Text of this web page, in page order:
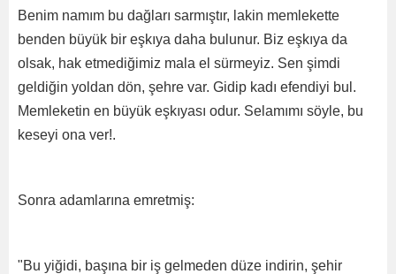
Benim namım bu dağları sarmıştır, lakin memlekette
benden büyük bir eşkıya daha bulunur. Biz eşkıya da
olsak, hak etmediğimiz mala el sürmeyiz. Sen şimdi
geldiğin yoldan dön, şehre var. Gidip kadı efendiyi bul.
Memleketin en büyük eşkıyası odur. Selamımı söyle, bu
keseyi ona ver!.
Sonra adamlarına emretmiş:
"Bu yiğidi, başına bir iş gelmeden düze indirin, şehir